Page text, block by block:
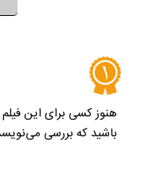
هنوز کسی برای این
باشید که بررسی